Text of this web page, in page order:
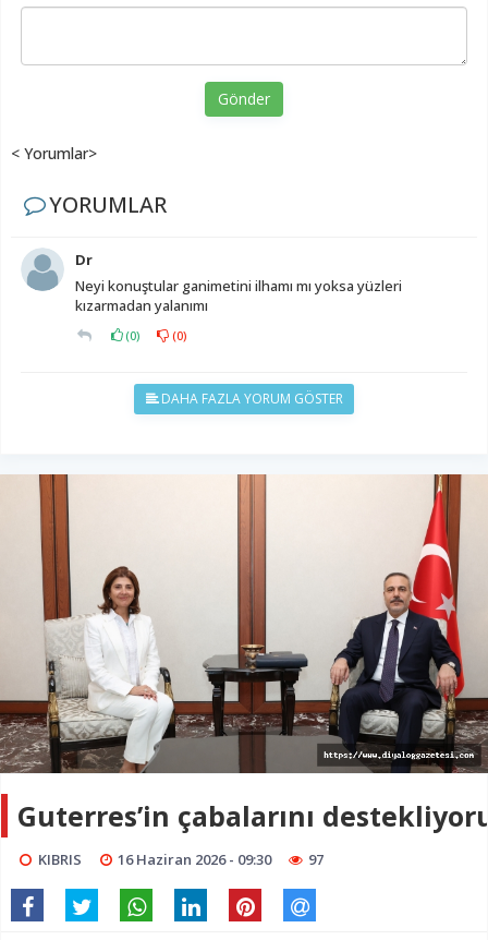
Gönder
< Yorumlar>
YORUMLAR
Dr
Neyi konuştular ganimetini ilhamı mı yoksa yüzleri
kızarmadan yalanımı
(0) (0)
DAHA FAZLA YORUM GÖSTER
Guterres’in çabalarını
KIBRIS 16 Haziran 2026 - 09:30 97